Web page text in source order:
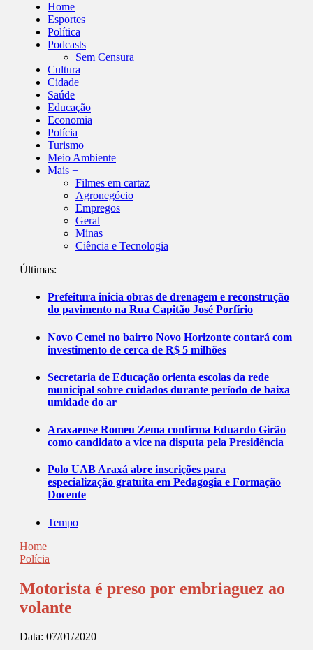
Home
Esportes
Política
Podcasts
Sem Censura
Cultura
Cidade
Saúde
Educação
Economia
Polícia
Turismo
Meio Ambiente
Mais +
Filmes em cartaz
Agronegócio
Empregos
Geral
Minas
Ciência e Tecnologia
Últimas:
Prefeitura inicia obras de drenagem e reconstrução
do pavimento na Rua Capitão José Porfírio
Novo Cemei no bairro Novo Horizonte contará com
investimento de cerca de R$ 5 milhões
Secretaria de Educação orienta escolas da rede
municipal sobre cuidados durante período de baixa
umidade do ar
Araxaense Romeu Zema confirma Eduardo Girão
como candidato a vice na disputa pela Presidência
Polo UAB Araxá abre inscrições para
especialização gratuita em Pedagogia e Formação
Docente
Tempo
Home
Polícia
Motorista é preso por embriaguez ao
volante
Data: 07/01/2020